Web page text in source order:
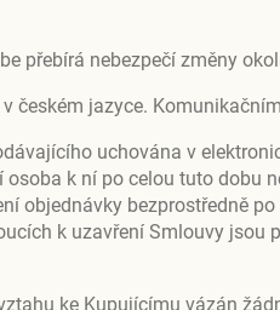
přebírá nebezpečí změny
českém jazyce.
uchována v
osoba k ní po celou tuto dobu
objednávky bezprostředně
k uzavření Smlouvy jsou
ke Kupujícímu vázán